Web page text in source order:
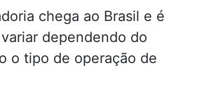
chega ao Brasil e é
dependendo do
o tipo de operação de